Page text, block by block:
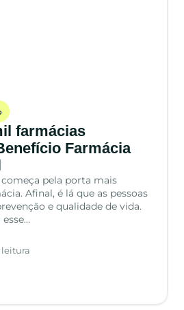
farmácias
Farmácia
começa pela porta mais
Afinal, é lá que as pessoas
e qualidade de vida.
leitura